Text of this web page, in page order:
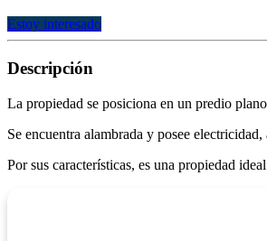
Estoy interesado
Descripción
La propiedad se posiciona en un predio
Se encuentra alambrada y posee
Por sus características, es una propiedad